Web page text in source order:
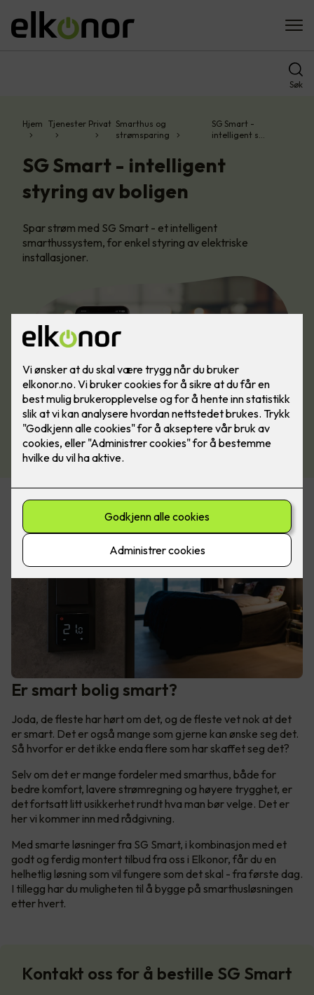
Søk
Hjem Tjenester Privat Smarthus og
strømsparing
SG Smart -
intelligent s…
SG Smart - intelligent
styring av boligen
Spar strøm med SG Smart - et intelligent
smarthussystem, for enkel styring av elektriske
installasjoner.
Er smart bolig smart?
Joda, de fleste har hørt om det, og de fleste vet nok at det
er smart. Det er også mange som gjerne kan ønske seg det.
Så hvorfor er det ikke enda flere som har skaffet seg det?
Selv om det er mange fordeler med smarthus, både for
bedre komfort, lavere strømregning og høyere trygghet, er
det fortsatt litt usikkerhet rundt hva man bør velge. Det er
her vi kommer inn med rådgivning.
Med smarte løsninger fra SG Smart, i kombinasjon med et
godt og ferdig montert tilbud fra oss i Elkonor, får du en
helhetlig løsning som vil fungere som det skal - fra første dag.
I tillegg har du muligheten til å bygge på smarthusløsningen
etter hvert.
Kontakt oss for å bestille SG Smart